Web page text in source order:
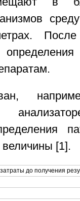
[1].
до получения